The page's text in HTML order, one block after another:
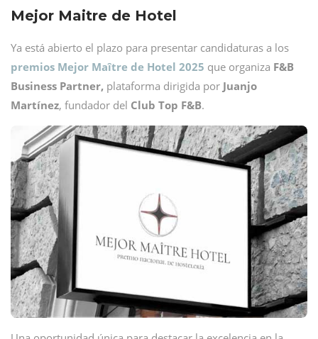
Mejor Maitre de Hotel
Ya está abierto el plazo para presentar candidaturas a los
premios Mejor Maître de Hotel 2025 que organiza F&B
Business Partner, plataforma dirigida por Juanjo
Martínez, fundador del Club Top F&B.